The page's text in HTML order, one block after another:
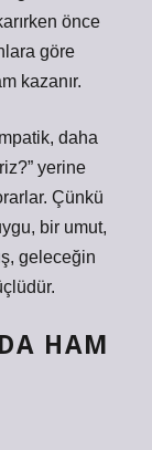
önce
göre
kazanır.
daha
yerine
Çünkü
bir umut,
geleceğin
HAM